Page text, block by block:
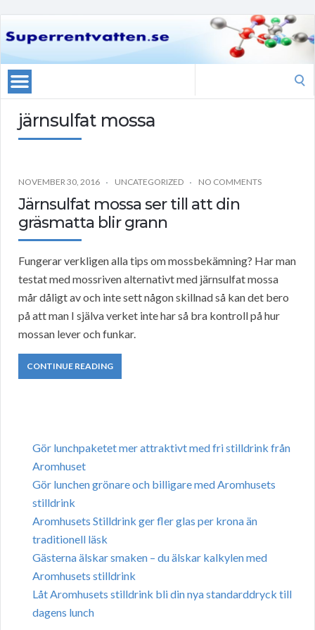
järnsulfat mossa
NOVEMBER 30, 2016 UNCATEGORIZED NO COMMENTS
Järnsulfat mossa ser till att din
gräsmatta blir grann
Fungerar verkligen alla tips om mossbekämning? Har man
testat med mossriven alternativt med järnsulfat mossa
mår dåligt av och inte sett någon skillnad så kan det bero
på att man I själva verket inte har så bra kontroll på hur
mossan lever och funkar.
CONTINUE READING
Gör lunchpaketet mer attraktivt med fri stilldrink från
Aromhuset
Gör lunchen grönare och billigare med Aromhusets
stilldrink
Aromhusets Stilldrink ger fler glas per krona än
traditionell läsk
Gästerna älskar smaken – du älskar kalkylen med
Aromhusets stilldrink
Låt Aromhusets stilldrink bli din nya standarddryck till
dagens lunch